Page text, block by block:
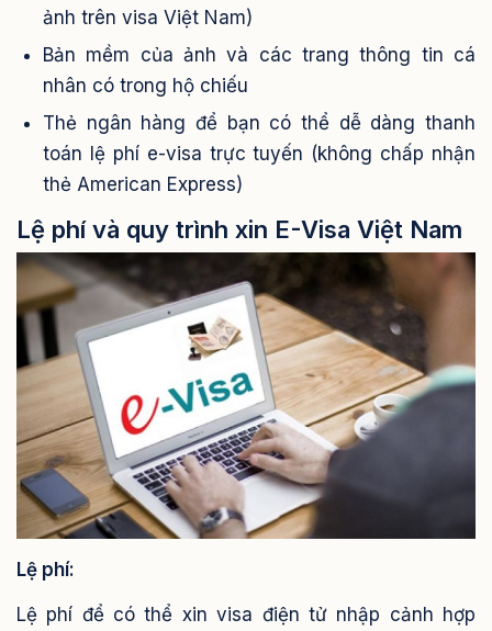
ảnh trên visa Việt Nam)
Bản mềm của ảnh và các trang thông tin cá
nhân có trong hộ chiếu
Thẻ ngân hàng để bạn có thể dễ dàng thanh
toán lệ phí e-visa trực tuyến (không chấp nhận
thẻ American Express)
Lệ phí và quy trình xin E-Visa Việt Nam
Lệ phí:
Lệ phí để có thể xin visa điện tử nhập cảnh hợp